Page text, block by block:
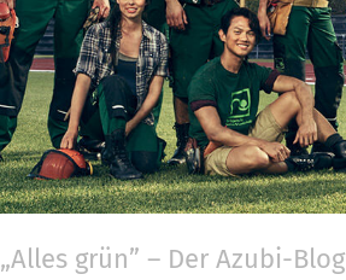
„Alles grün” – Der Azubi-Blog